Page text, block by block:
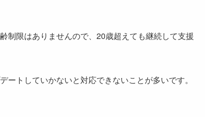
制限はありませんので、20歳超えても継続して支援
トしていかないと対応できないことが多いです。